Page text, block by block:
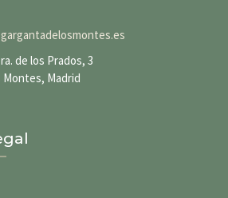
de los Prados, 3
Montes, Madrid